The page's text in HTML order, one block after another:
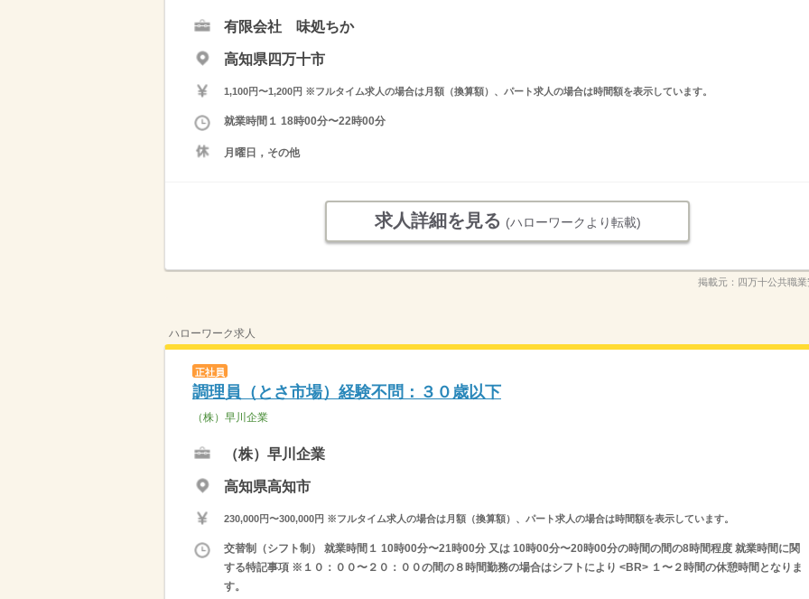
有限会社 味処ちか
高知県四万十市
1,100円〜1,200円 ※フルタイム求人の場合は月額（換算額）、パート求人の場合は時間額を表示しています。
就業時間１ 18時00分〜22時00分
月曜日，その他
求人詳細を見る (ハローワークより転載)
掲載元： 四万十公共職
ハローワーク求人
正社員
調理員（とさ市場）経験不問：３０歳以下
（株）早川企業
（株）早川企業
高知県高知市
230,000円〜300,000円 ※フルタイム求人の場合は月額（換算額）、パート求人の場合は時間額を表示しています。
交替制（シフト制） 就業時間１ 10時00分〜21時00分 又は 10時00分〜20時00分の時間の間の8時間程度 就業時間に関
する特記事項 ※１０：００〜２０：００の間の８時間勤務の場合はシフトにより <BR> １〜２時間の休憩時間となりま
す。